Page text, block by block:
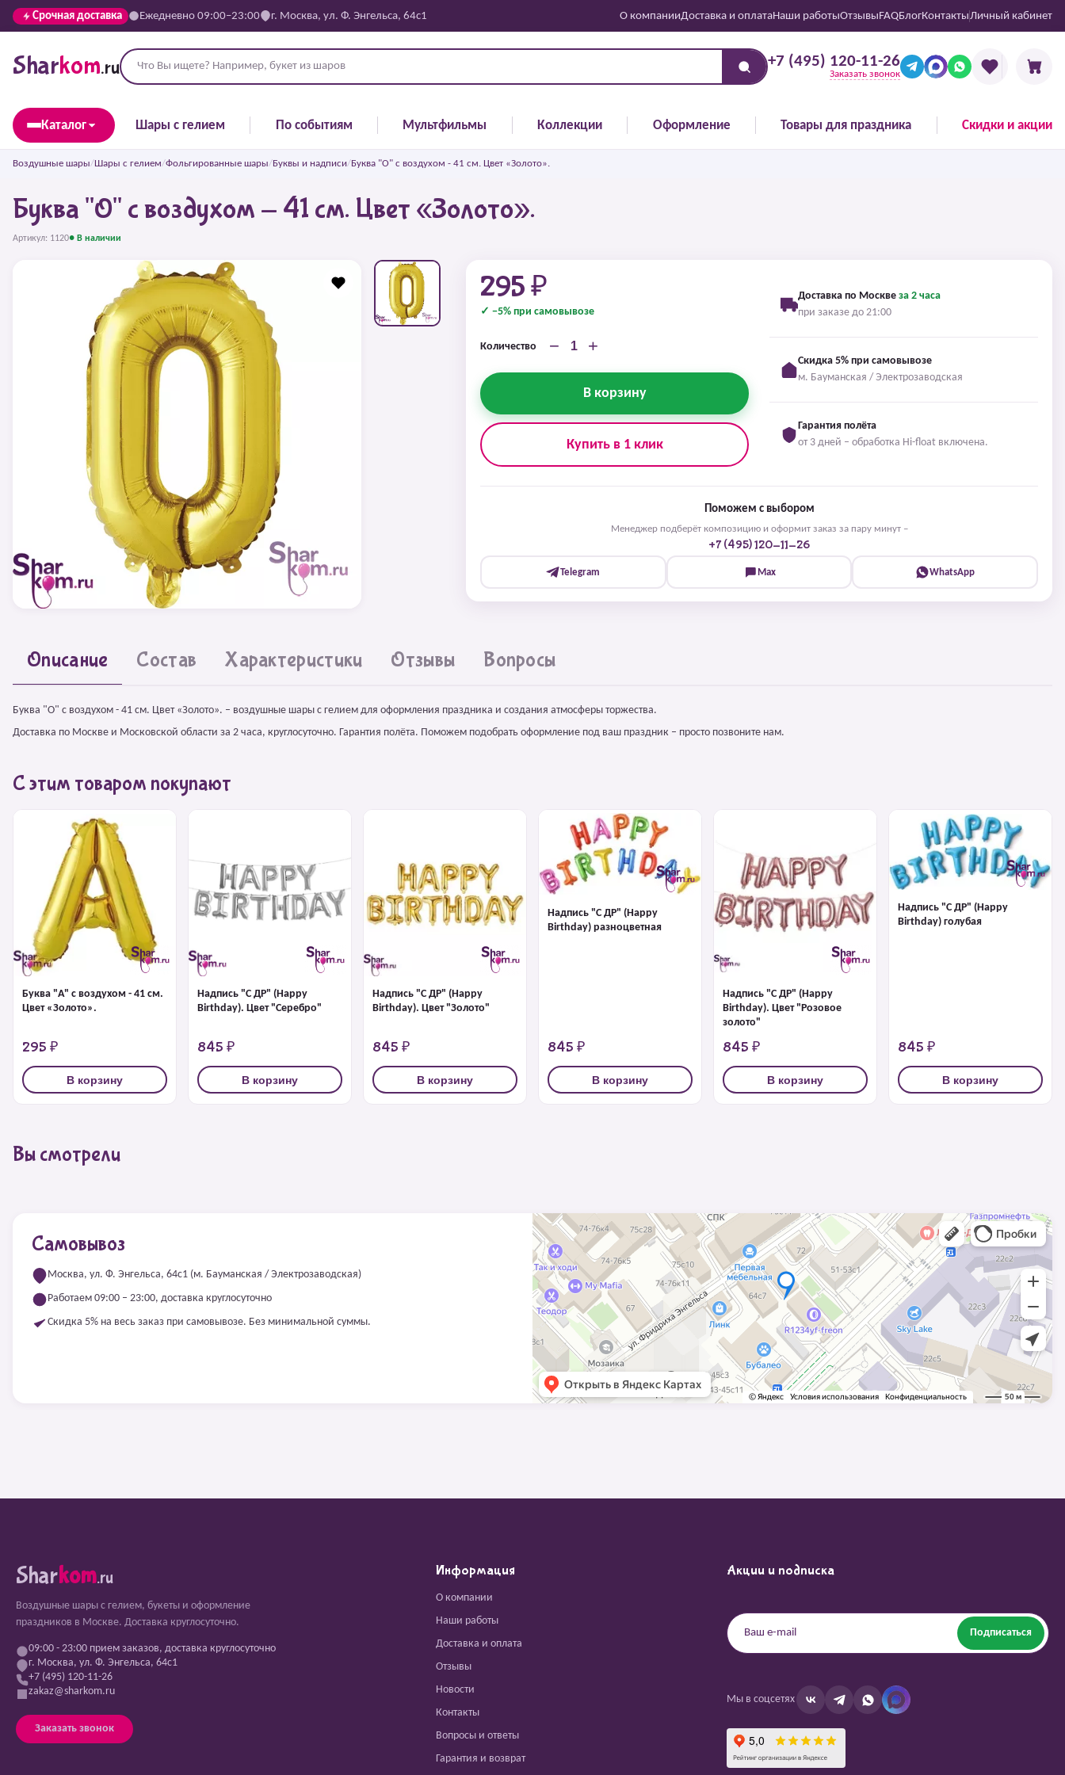
Срочная доставка Ежедневно 09:00–23:00 г. Москва, ул. Ф. Энгельса, 64с1 О компанииДоставка и оплатаНаши работыОтзывыFAQБлогКонтактыЛичный кабинет
Sharkom.ru +7 (495) 120-11-26
Заказать звонок
Каталог Шары с гелием По событиям Мультфильмы Коллекции Оформление Товары для праздника Скидки и акции
Воздушные шары/Шары с гелием/Фольгированные шары/Буквы и надписи/Буква "О" с воздухом - 41 см. Цвет «Золото».
Буква "О" с воздухом - 41 см. Цвет «Золото».
Артикул: 1120● В наличии
295 ₽
✓ −5% при самовывозе
Количество − +
В корзину
Купить в 1 клик
Доставка по Москве за 2 часа
при заказе до 21:00
Скидка 5% при самовывозе
м. Бауманская / Электрозаводская
Гарантия полёта
от 3 дней – обработка Hi-float включена.
Поможем с выбором
Менеджер подберёт композицию и оформит заказ за пару минут –
+7 (495) 120-11-26
Telegram Max WhatsApp
Описание Состав Характеристики Отзывы Вопросы
Буква "О" с воздухом - 41 см. Цвет «Золото». – воздушные шары с гелием для оформления праздника и создания атмосферы торжества.
Доставка по Москве и Московской области за 2 часа, круглосуточно. Гарантия полёта. Поможем подобрать оформление под ваш праздник – просто позвоните нам.
С этим товаром покупают
Буква "А" с воздухом - 41 см.
Цвет «Золото».
295 ₽
В корзину
Надпись "С ДР" (Happy
Birthday). Цвет "Серебро"
845 ₽
В корзину
Надпись "С ДР" (Happy
Birthday). Цвет "Золото"
845 ₽
В корзину
Надпись "С ДР" (Happy
Birthday) разноцветная
845 ₽
В корзину
Надпись "С ДР" (Happy
Birthday). Цвет "Розовое
золото"
845 ₽
В корзину
Надпись "С ДР" (Happy
Birthday) голубая
845 ₽
В корзину
Вы смотрели
Самовывоз
Москва, ул. Ф. Энгельса, 64с1 (м. Бауманская / Электрозаводская)
Работаем 09:00 – 23:00, доставка круглосуточно
Скидка 5% на весь заказ при самовывозе. Без минимальной суммы.
Sharkom.ru
Воздушные шары с гелием, букеты и оформление
праздников в Москве. Доставка круглосуточно.
09:00 - 23:00 прием заказов, доставка круглосуточно
г. Москва, ул. Ф. Энгельса, 64с1
+7 (495) 120-11-26
zakaz@sharkom.ru
Заказать звонок
Информация
О компании
Наши работы
Доставка и оплата
Отзывы
Новости
Контакты
Вопросы и ответы
Гарантия и возврат
Акции и подписка
Подписаться
Мы в соцсетях